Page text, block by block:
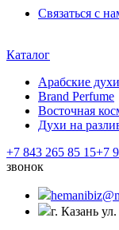
Связаться с
Каталог
Арабские духи
Brand Perfume
Восточная
Духи на
+7 843 265 85 15+7
звонок
г. Казань